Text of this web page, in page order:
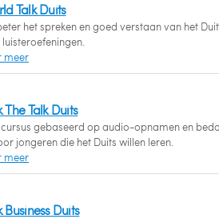
Talk Duits
het spreken en goed verstaan van het
luisteroefeningen.
meer
The Talk Duits
cursus gebaseerd op audio-opnamen en
jongeren die het Duits willen leren.
meer
Business Duits